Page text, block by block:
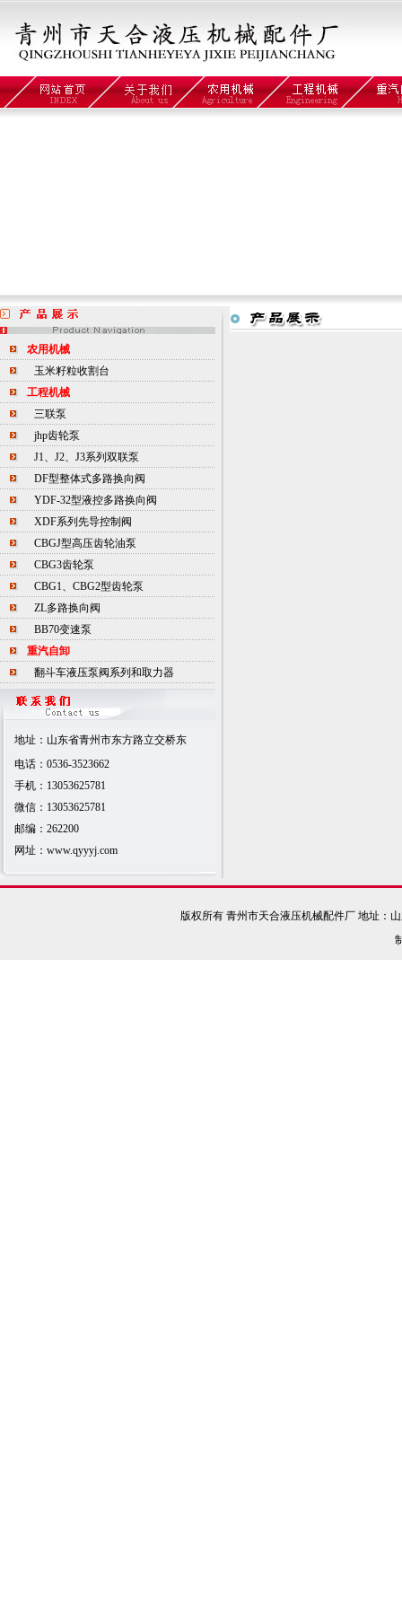
农用机械
玉米籽粒收割台
工程机械
三联泵
jhp齿轮泵
J1、J2、J3系列双联泵
DF型整体式多路换向阀
YDF-32型液控多路换向阀
XDF系列先导控制阀
CBGJ型高压齿轮油泵
CBG3齿轮泵
CBG1、CBG2型齿轮泵
ZL多路换向阀
BB70变速泵
重汽自卸
翻斗车液压泵阀系列和取力器
地址：山东省青州市东方路立交桥东
电话：0536-3523662
手机：13053625781
微信：13053625781
邮编：262200
网址：www.qyyyj.com
版权所有 青州市天合液压机械配件厂 地址：